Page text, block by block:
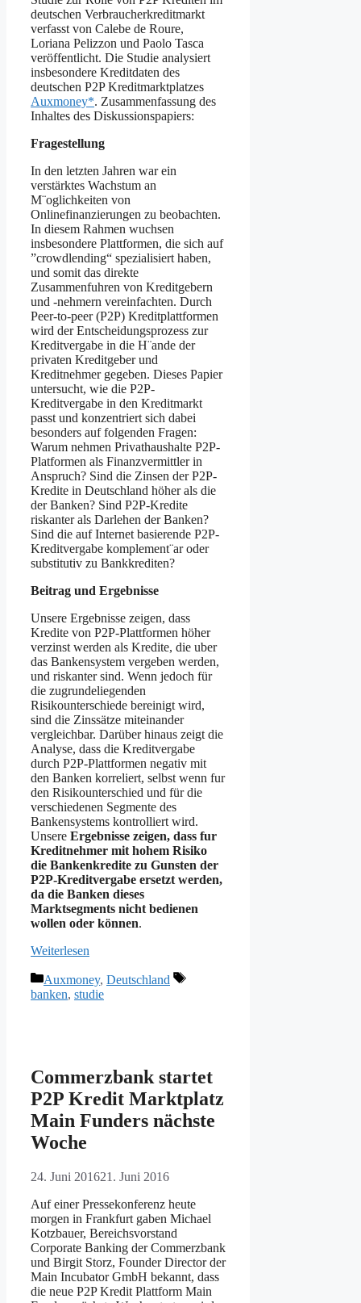
deutschen Verbraucherkreditmarkt
verfasst von Calebe de Roure,
Loriana Pelizzon und Paolo Tasca
veröffentlicht. Die Studie analysiert
insbesondere Kreditdaten des
deutschen P2P Kreditmarktplatzes
Auxmoney*. Zusammenfassung des
Inhaltes des Diskussionspapiers:
Fragestellung
In den letzten Jahren war ein
verstärktes Wachstum an
M¨oglichkeiten von
Onlinefinanzierungen zu beobachten.
In diesem Rahmen wuchsen
insbesondere Plattformen, die sich auf
”crowdlending“ spezialisiert haben,
und somit das direkte
Zusammenfuhren von Kreditgebern
und -nehmern vereinfachten. Durch
Peer-to-peer (P2P) Kreditplattformen
wird der Entscheidungsprozess zur
Kreditvergabe in die H¨ande der
privaten Kreditgeber und
Kreditnehmer gegeben. Dieses Papier
untersucht, wie die P2P-
Kreditvergabe in den Kreditmarkt
passt und konzentriert sich dabei
besonders auf folgenden Fragen:
Warum nehmen Privathaushalte P2P-
Platformen als Finanzvermittler in
Anspruch? Sind die Zinsen der P2P-
Kredite in Deutschland höher als die
der Banken? Sind P2P-Kredite
riskanter als Darlehen der Banken?
Sind die auf Internet basierende P2P-
Kreditvergabe komplement¨ar oder
substitutiv zu Bankkrediten?
Beitrag und Ergebnisse
Unsere Ergebnisse zeigen, dass
Kredite von P2P-Plattformen höher
verzinst werden als Kredite, die uber
das Bankensystem vergeben werden,
und riskanter sind. Wenn jedoch für
die zugrundeliegenden
Risikounterschiede bereinigt wird,
sind die Zinssätze miteinander
vergleichbar. Darüber hinaus zeigt die
Analyse, dass die Kreditvergabe
durch P2P-Plattformen negativ mit
den Banken korreliert, selbst wenn fur
den Risikounterschied und für die
verschiedenen Segmente des
Bankensystems kontrolliert wird.
Unsere Ergebnisse zeigen, dass fur
Kreditnehmer mit hohem Risiko
die Bankenkredite zu Gunsten der
P2P-Kreditvergabe ersetzt werden,
da die Banken dieses
Marktsegments nicht bedienen
wollen oder können.
Weiterlesen
Kategorien
Auxmoney, Deutschland
Schlagwörter
banken, studie
Commerzbank startet
P2P Kredit Marktplatz
Main Funders nächste
Woche
24. Juni 201621. Juni 2016
Auf einer Pressekonferenz heute
morgen in Frankfurt gaben Michael
Kotzbauer, Bereichsvorstand
Corporate Banking der Commerzbank
und Birgit Storz, Founder Director der
Main Incubator GmbH bekannt, dass
die neue P2P Kredit Plattform Main